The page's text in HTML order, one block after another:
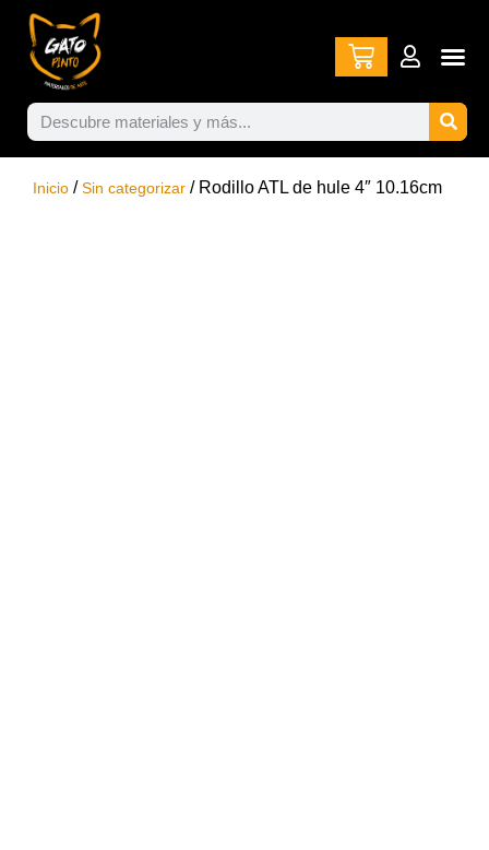
Inicio /Sin categorizar / Rodillo ATL de hule 4″ 10.16cm